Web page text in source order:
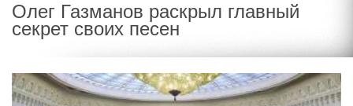
Олег Газманов раскрыл главный
секрет своих песен